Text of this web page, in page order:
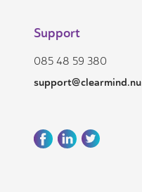
Support
085 48 59 380
support@clearmind.nu